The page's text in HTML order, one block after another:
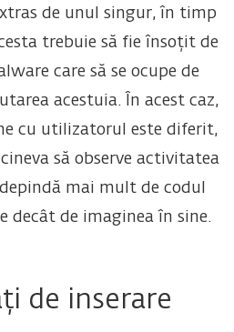
de unul singur, în timp
trebuie să fie însoțit de
care să se ocupe de
acestuia. În acest caz,
cu utilizatorul este diferit,
să observe activitatea
mai mult de codul
decât de imaginea în sine.
de inserare